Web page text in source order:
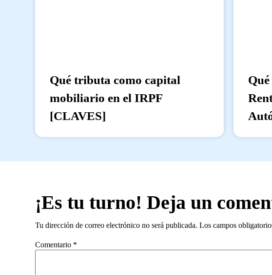
Qué tributa como capital
mobiliario en el IRPF
[CLAVES]
¡Es tu turno! Deja un
Tu dirección de correo electrónico no será publicada. Los campos
Comentario *